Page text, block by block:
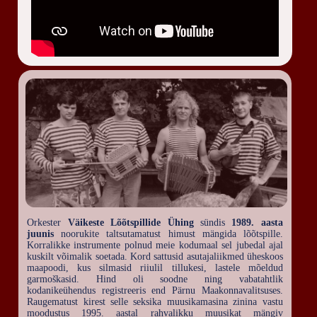
Aprill 2027
17.04.2027, laupäev 20:00
Erastatud
Mai 2027
05.05.2027, kolmapäev 19:00
Erastatud
Juuni 2027
23.06.2027, kolmapäev 21:00
Mustla laululava, Mulgimaa
Orkester Väikeste Lõõtspillide Ühingsündis 1989. aasta
juunis noorukite taltsutamatust himust mängida lõõtspille.
Korralikke instrumente polnud meie kodumaal sel jubedal ajal
kuskilt võimalik soetada. Kord sattusid asutajaliikmed üheskoos
maapoodi, kus silmasid riiulil tillukesi, lastele mõeldud
garmoškasid. Hind oli soodne ning vabatahtlik
kodanikeühendus registreeris end Pärnu Maakonnavalitsuses.
Raugematust kirest selle seksika muusikamasina zinina vastu
moodustus 1995. aastal rahvalikku muusikat mängiv